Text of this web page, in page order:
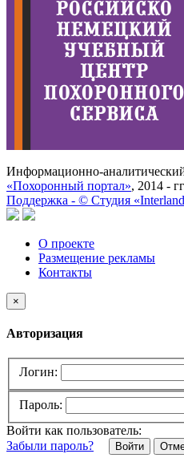
Информационно-
«Похоронный портал», 2014 -
Поддержка - © Cтудия
О проекте
Размещение рекламы
Контакты
×
Авторизация
Логин:
Пароль:
Войти как пользователь:
Забыли пароль?